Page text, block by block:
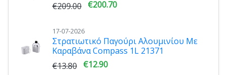
€209.00 €200.70
17-07-2026
Στρατιωτικό Παγούρι Αλουμινίου Με
Καραβάνα Compass 1L 21371
€13.80 €12.90